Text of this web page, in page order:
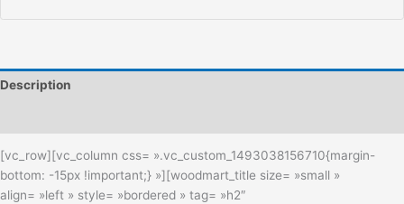
Description
[vc_row][vc_column css= ».vc_custom_1493038156710{margin-
bottom: -15px !important;} »][woodmart_title size= »small »
align= »left » style= »bordered » tag= »h2″